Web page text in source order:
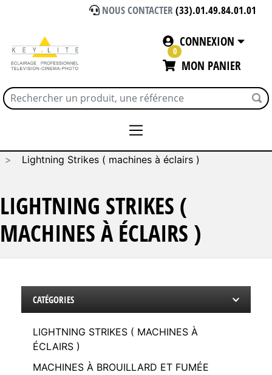
NOUS CONTACTER(33).01.49.84.01.01
CONNEXION
0
MON PANIER
Lightning Strikes ( machines à éclairs )
LIGHTNING STRIKES (
MACHINES À ÉCLAIRS )
CATÉGORIES
LIGHTNING STRIKES ( MACHINES À
ÉCLAIRS )
MACHINES À BROUILLARD ET FUMÉE